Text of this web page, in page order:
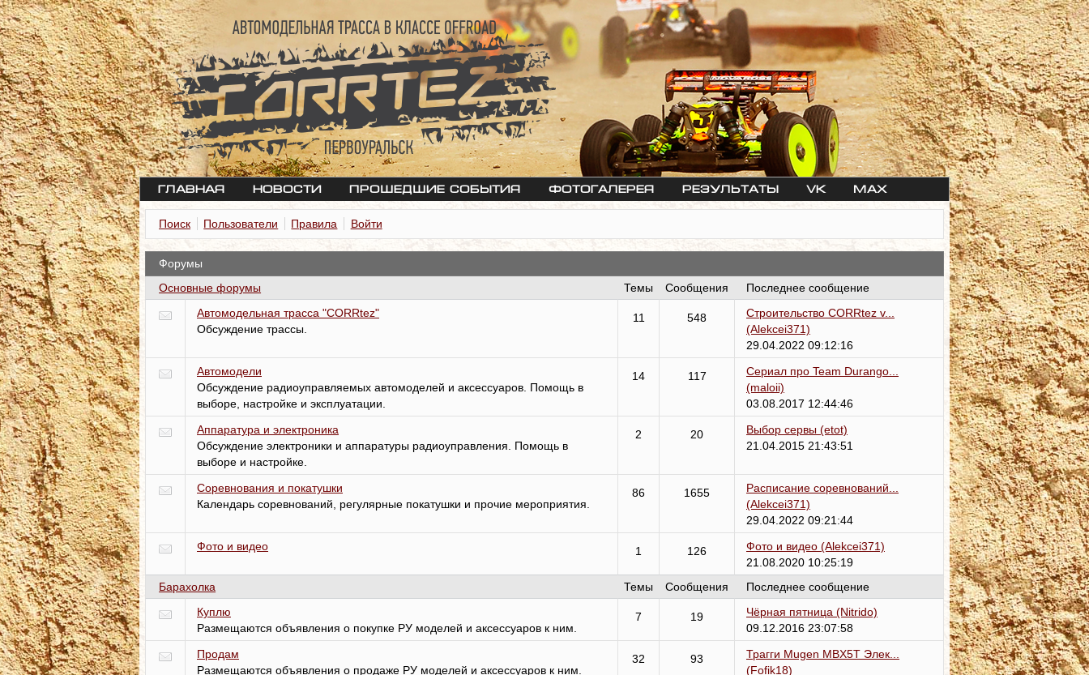
Главная Новости Прошедшие события Фотогалерея Результаты VK max
Поиск Пользователи Правила Войти
Форумы
Основные форумы
Темы Сообщения
Последнее сообщение
Автомодельная трасса "CORRtez"
Обсуждение трассы.
11 548
Строительство CORRtez v...
(Alekcei371)
29.04.2022 09:12:16
Автомодели
Обсуждение радиоуправляемых автомоделей и аксессуаров. Помощь в
выборе, настройке и эксплуатации.
14 117
Сериал про Team Durango...
(maloii)
03.08.2017 12:44:46
Аппаратура и электроника
Обсуждение электроники и аппаратуры радиоуправления. Помощь в
выборе и настройке.
2 20 Выбор сервы (etot)
21.04.2015 21:43:51
Соревнования и покатушки
Календарь соревнований, регулярные покатушки и прочие мероприятия.
86 1655
Расписание соревнований...
(Alekcei371)
29.04.2022 09:21:44
Фото и видео
1 126 Фото и видео (Alekcei371)
21.08.2020 10:25:19
Барахолка
Темы Сообщения
Последнее сообщение
Куплю
Размещаются объявления о покупке РУ моделей и аксессуаров к ним.
7 19 Чёрная пятница (Nitrido)
09.12.2016 23:07:58
Продам
Размещаются объявления о продаже РУ моделей и аксессуаров к ним.
32 93
Трагги Mugen MBX5T Элек...
(Fofik18)